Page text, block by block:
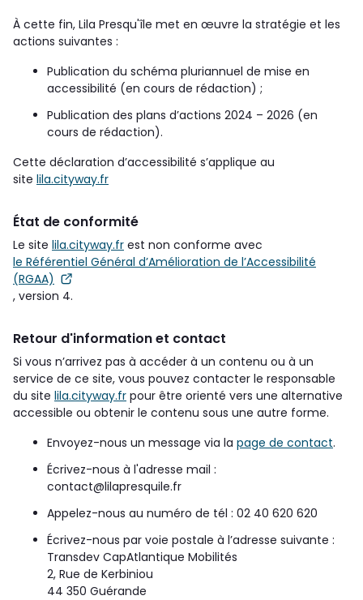
À cette fin, Lila Presqu'île met en œuvre la stratégie et les
actions suivantes :
Publication du schéma pluriannuel de mise en
accessibilité (en cours de rédaction) ;
Publication des plans d’actions 2024 – 2026 (en
cours de rédaction).
Cette déclaration d’accessibilité s’applique au
site lila.cityway.fr
État de conformité
Le site lila.cityway.fr est non conforme avec
le Référentiel Général d’Amélioration de l’Accessibilité
(RGAA)
, version 4.
Retour d'information et contact
Si vous n’arrivez pas à accéder à un contenu ou à un
service de ce site, vous pouvez contacter le responsable
du site lila.cityway.fr pour être orienté vers une alternative
accessible ou obtenir le contenu sous une autre forme.
Envoyez-nous un message via la page de contact.
Écrivez-nous à l'adresse mail :
contact@lilapresquile.fr
Appelez-nous au numéro de tél : 02 40 620 620
Écrivez-nous par voie postale à l’adresse suivante :
Transdev CapAtlantique Mobilités
2, Rue de Kerbiniou
44 350 Guérande